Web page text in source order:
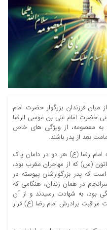
از میان فرزندان بزرگوار حضرت امام
حضرت امام على بن موسى الرضا
معصومه، از ویژگی های خاص
بعد از پدر باشند.
امام رضا (ع) هر دو در دامان پاک
(س) که از مهاجران مغرب بود،
که پدر بزرگوارشان پیوسته در
در همان زندان، هنگامى که
به شهادت رسیدند و از آن
برادرش امام رضا (ع) قرار